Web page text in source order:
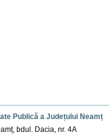
Publică a Județului Neamț
bdul. Dacia, nr. 4A